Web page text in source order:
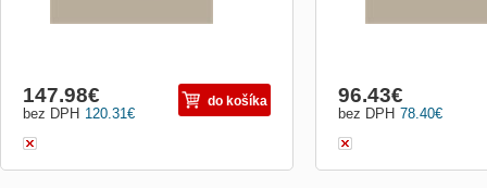
120.31€
bez DPH
147.98€ do košíka
78.40€
bez DPH
96.43€